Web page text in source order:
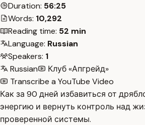
Duration: 56:25
Words: 10,292
Reading time: 52 min
Language: Russian
Speakers: 1
Russian
Клуб «Апгрейд»
Transcribe a YouTube Video
Как за 90 дней избавиться от
энергию и вернуть контроль над
проверенной системы.